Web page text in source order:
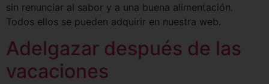
sin renunciar al sabor y a una buena alimentación.
Todos ellos se pueden adquirir en nuestra web.
Adelgazar después de las
vacaciones